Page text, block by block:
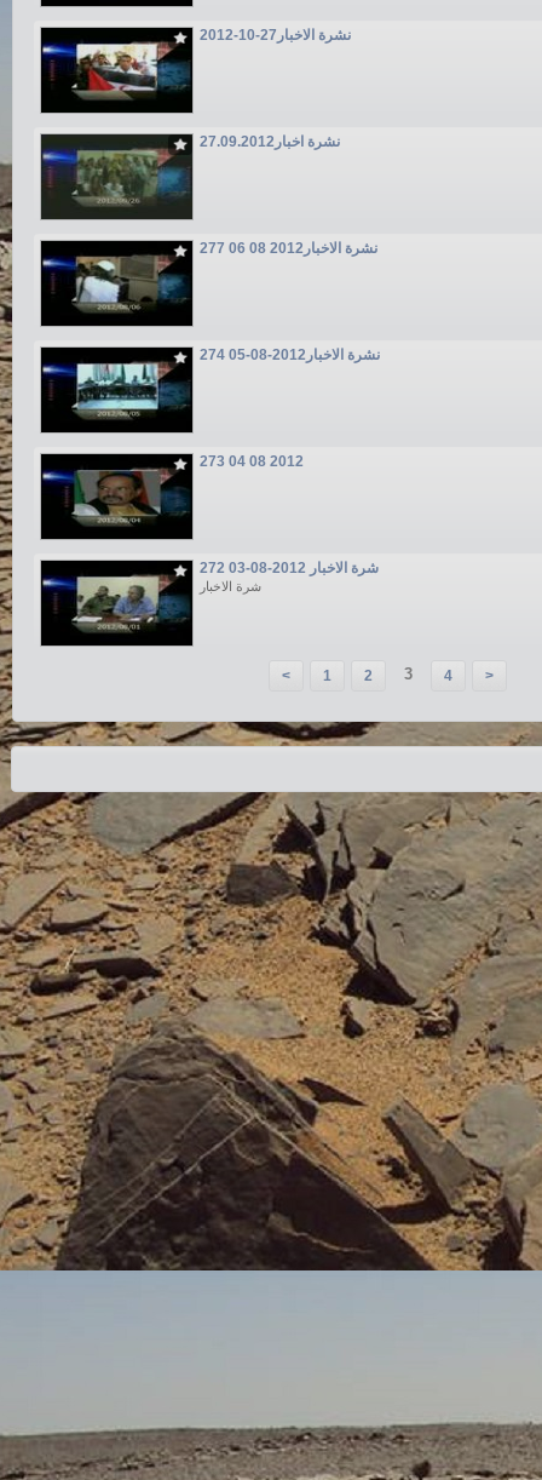
نشرة الاخبار27-10-2012
نشرة اخبار27.09.2012
277 06 08 2012نشرة الاخبار
نشرة الاخبار2012-08-05 274
273 04 08 2012
272 03-08-2012 شرة الاخبار
شرة الاخبار
< 1 2 3 4 >